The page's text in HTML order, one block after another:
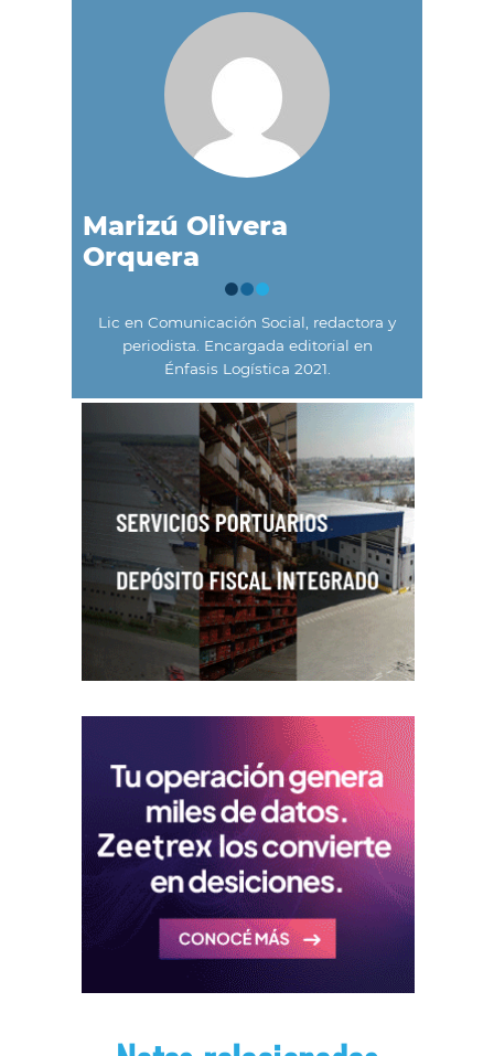
Marizú Olivera
Orquera
Lic en Comunicación Social, redactora y
periodista. Encargada editorial en
Énfasis Logística 2021.